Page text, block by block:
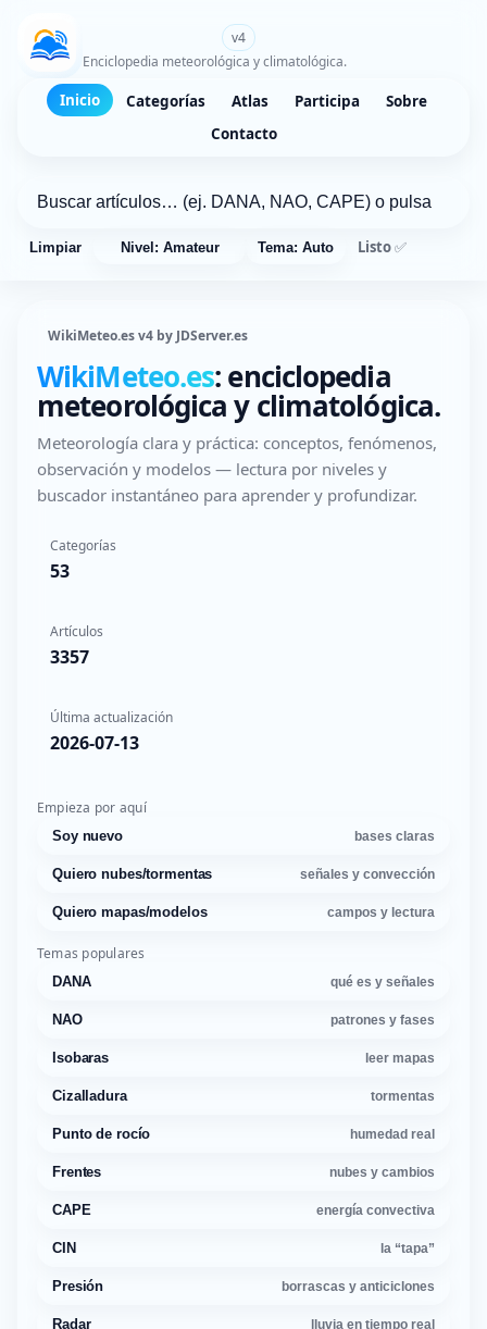
v4
Enciclopedia meteorológica y climatológica.
Inicio Categorías Atlas Participa
Sobre
Contacto
Limpiar Nivel: Amateur Tema: Auto Listo ✅
WikiMeteo.es v4 by JDServer.es
WikiMeteo.es: enciclopedia
meteorológica y climatológica.
Meteorología clara y práctica: conceptos, fenómenos,
observación y modelos — lectura por niveles y
buscador instantáneo para aprender y profundizar.
Categorías
53
Artículos
3357
Última actualización
2026-07-13
Empieza por aquí
Soy nuevo bases claras
Quiero nubes/tormentas señales y convección
Quiero mapas/modelos campos y lectura
Temas populares
DANA qué es y señales
NAO patrones y fases
Isobaras leer mapas
Cizalladura tormentas
Punto de rocío humedad real
Frentes nubes y cambios
CAPE energía convectiva
CIN la “tapa”
Presión borrascas y anticiclones
Radar lluvia en tiempo real